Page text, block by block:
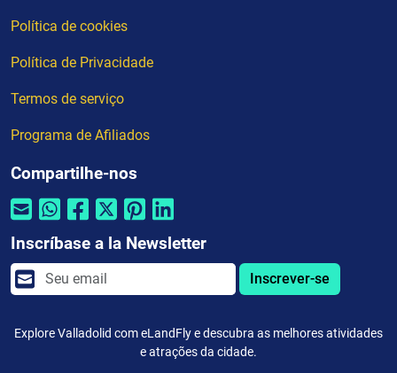
Política de cookies
Política de Privacidade
Termos de serviço
Programa de Afiliados
Compartilhe-nos
Inscríbase a la Newsletter
Inscrever-se
Explore Valladolid com eLandFly e descubra as melhores atividades
e atrações da cidade.